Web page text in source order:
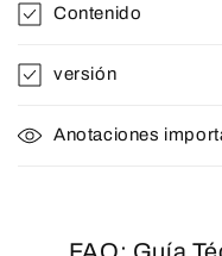
Contenido
versión
Anotaciones